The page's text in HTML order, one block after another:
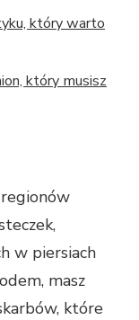
który warto
który musisz
w piersiach
masz
które